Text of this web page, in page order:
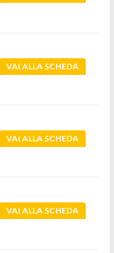
VAI ALLA SCHEDA
VAI ALLA SCHEDA
VAI ALLA SCHEDA